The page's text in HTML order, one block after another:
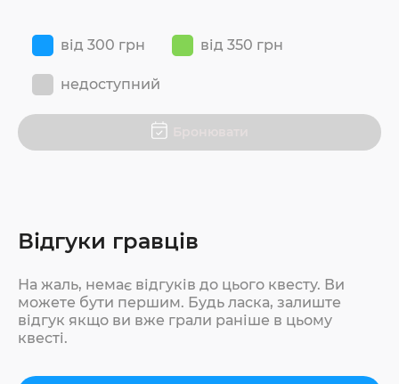
від 300 грн від 350 грн
недоступний
Відгуки гравців
На жаль, немає відгуків до цього квесту. Ви
можете бути першим. Будь ласка, залиште
відгук якщо ви вже грали раніше в цьому
квесті.